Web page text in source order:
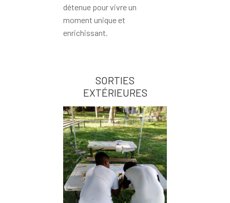
détenue pour vivre un
moment unique et
enrichissant.
SORTIES
EXTÉRIEURES